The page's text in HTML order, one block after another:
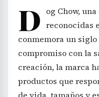
D og Chow,
reconocidas
conmemora un
compromiso con la
creación, la marca
productos que